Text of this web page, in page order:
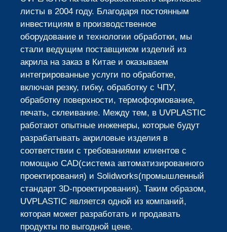
листы в 2004 году. Благодаря постоянным
инвестициям в производственное
оборудование и технологии обработки, мы
стали ведущим поставщиком изделий из
акрила на заказ в Китае и оказываем
интегрированные услуги по обработке,
включая резку, гибку, обработку с ЧПУ,
обработку поверхности, термоформование,
печать, склеивание. Между тем, в UVPLASTIC
работают опытные инженеры, которые будут
разрабатывать акриловые изделия в
соответствии с требованиями клиентов с
помощью CAD(система автоматизированного
проектирования) и Solidworks(промышленный
стандарт 3D-проектирования). Таким образом,
UVPLASTIC является одной из компаний,
которая может разработать и продавать
продукты по выгодной цене.